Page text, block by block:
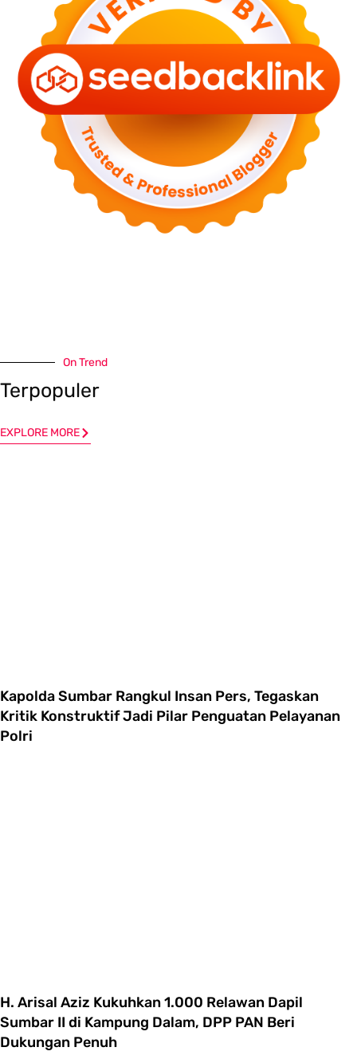
On Trend
Terpopuler
EXPLORE MORE
Kapolda Sumbar Rangkul Insan Pers, Tegaskan
Kritik Konstruktif Jadi Pilar Penguatan Pelayanan
Polri
H. Arisal Aziz Kukuhkan 1.000 Relawan Dapil
Sumbar II di Kampung Dalam, DPP PAN Beri
Dukungan Penuh